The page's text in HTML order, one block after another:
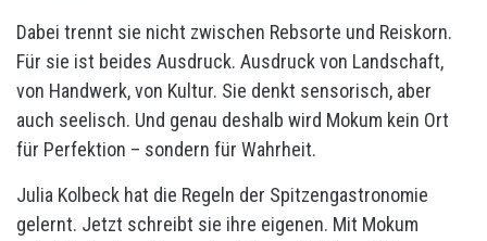
Dabei trennt sie nicht zwischen Rebsorte und Reiskorn.
Für sie ist beides Ausdruck. Ausdruck von Landschaft,
von Handwerk, von Kultur. Sie denkt sensorisch, aber
auch seelisch. Und genau deshalb wird Mokum kein Ort
für Perfektion – sondern für Wahrheit.
Julia Kolbeck hat die Regeln der Spitzengastronomie
gelernt. Jetzt schreibt sie ihre eigenen. Mit Mokum